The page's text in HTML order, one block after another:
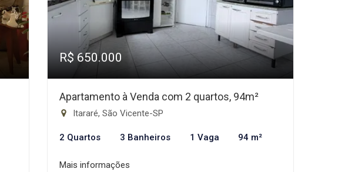
R$ 650.000
Apartamento à Venda com 2 quartos, 94m²
Itararé, São Vicente-SP
2 Quartos 3 Banheiros 1 Vaga 94 m²
Mais informações